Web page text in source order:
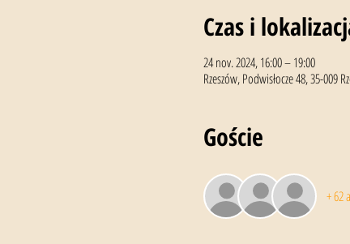
Czas i
24 nov. 2024, 16:00 – 19:00
Rzeszów, Podwisłocze 48, 35-009
Goście
+ 62